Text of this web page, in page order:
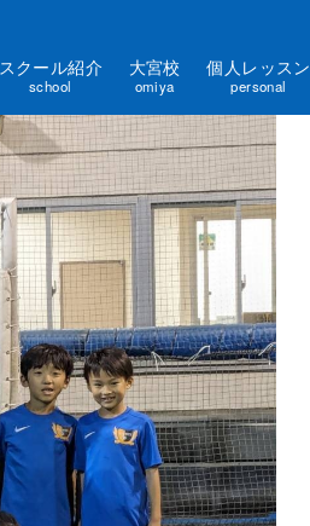
スクール紹介
school
大宮校
omiya
個人レッスン
personal